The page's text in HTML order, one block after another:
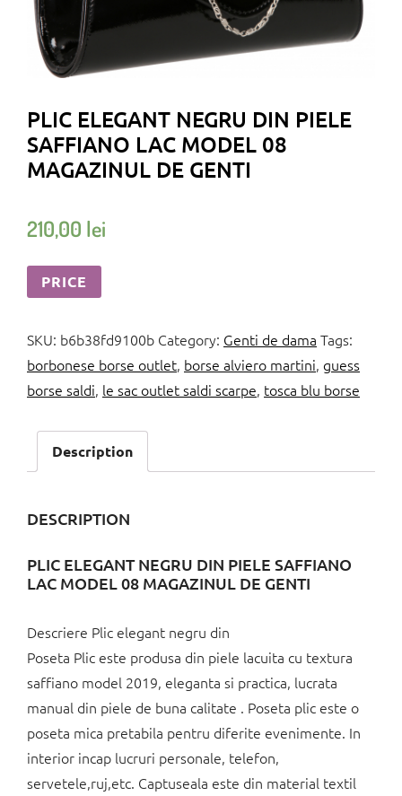
PLIC ELEGANT NEGRU DIN PIELE
SAFFIANO LAC MODEL 08
MAGAZINUL DE GENTI
210,00 lei
PRICE
SKU: b6b38fd9100b Category: Genti de dama Tags:
borbonese borse outlet, borse alviero martini, guess
borse saldi, le sac outlet saldi scarpe, tosca blu borse
Description
DESCRIPTION
PLIC ELEGANT NEGRU DIN PIELE SAFFIANO
LAC MODEL 08 MAGAZINUL DE GENTI
Descriere Plic elegant negru din
Poseta Plic este produsa din piele lacuita cu textura
saffiano model 2019, eleganta si practica, lucrata
manual din piele de buna calitate . Poseta plic este o
poseta mica pretabila pentru diferite evenimente. In
interior incap lucruri personale, telefon,
servetele,ruj,etc. Captuseala este din material textil